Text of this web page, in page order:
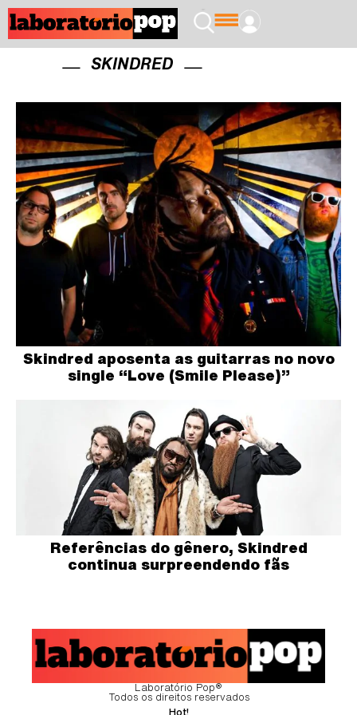
SKINDRED
Skindred aposenta as guitarras no novo
single “Love (Smile Please)”
Referências do gênero, Skindred
continua surpreendendo fãs
Laboratório Pop®
Todos os direitos reservados
Hot!